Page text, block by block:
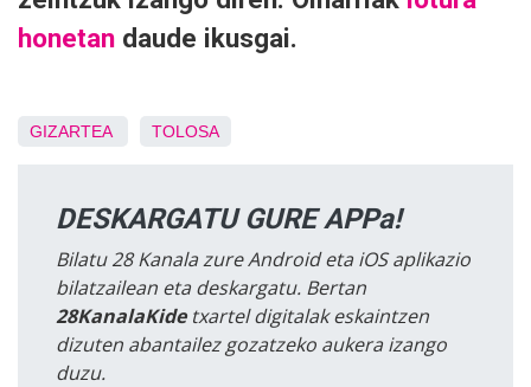
honetan daude ikusgai.
GIZARTEA TOLOSA
DESKARGATU GURE APPa!
Bilatu 28 Kanala zure Android eta iOS aplikazio
bilatzailean eta deskargatu. Bertan
28KanalaKidetxartel digitalak eskaintzen
dizuten abantailez gozatzeko aukera izango
duzu.